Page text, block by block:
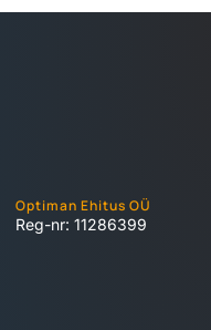
Optiman Ehitus OÜ
Reg-nr: 11286399